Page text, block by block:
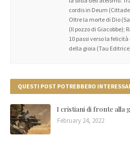
cordis in Deum
Oltre la morte di Dio
(Il pozzo di Giacobbe);
10 passi verso la
della gioia (Tau
QUESTI POST POTREBBERO
I cristiani di fronte alla
February 24, 2022